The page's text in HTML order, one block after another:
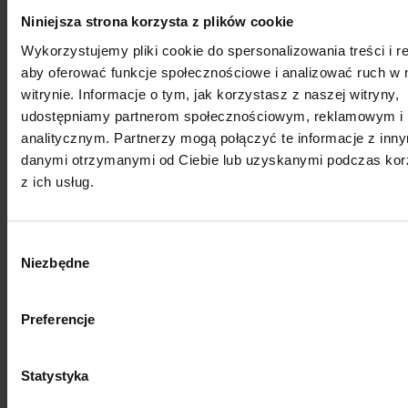
Niniejsza strona korzysta z plików cookie
Wykorzystujemy pliki cookie do spersonalizowania treści i
aby oferować funkcje społecznościowe i analizować ruch w
witrynie. Informacje o tym, jak korzystasz z naszej witryny,
udostępniamy partnerom społecznościowym, reklamowym i
analitycznym. Partnerzy mogą połączyć te informacje z
danymi otrzymanymi od Ciebie lub uzyskanymi podczas
z ich usług.
zgody
Niezbędne
Preferencje
Statystyka